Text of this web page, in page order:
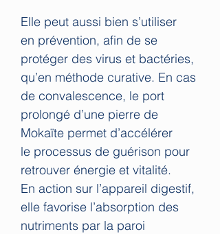
Elle peut aussi bien s’utiliser
en prévention, afin de se
protéger des virus et bactéries,
qu’en méthode curative. En cas
de convalescence, le port
prolongé d’une pierre de
Mokaïte permet d’accélérer
le processus de guérison pour
retrouver énergie et vitalité.
En action sur l’appareil digestif,
elle favorise l’absorption des
nutriments par la paroi